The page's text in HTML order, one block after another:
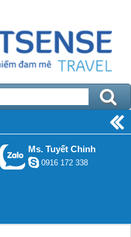
Ms. Tuyết Chinh
0916 172 338